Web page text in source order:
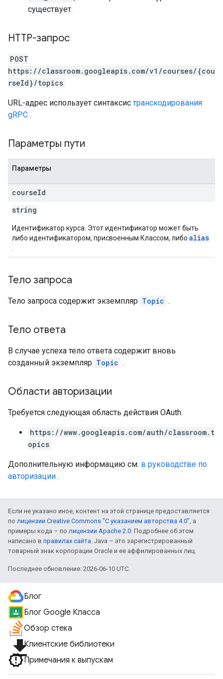
существует.
HTTP-запрос
POST
https://classroom.googleapis.com/v1/courses/{cou
rseId}/topics
URL-адрес использует синтаксис транскодирования
gRPC .
Параметры пути
Параметры
courseId
string
Идентификатор курса. Этот идентификатор может быть
либо идентификатором, присвоенным Классом, либо alias
Тело запроса
Тело запроса содержит экземпляр Topic .
Тело ответа
В случае успеха тело ответа содержит вновь
созданный экземпляр Topic .
Области авторизации
Требуется следующая область действия OAuth:
https://www.googleapis.com/auth/classroom.t
opics
Дополнительную информацию см. в руководстве по
авторизации .
Если не указано иное, контент на этой странице предоставляется
по лицензии Creative Commons "С указанием авторства 4.0", а
примеры кода – по лицензии Apache 2.0. Подробнее об этом
написано в правилах сайта. Java – это зарегистрированный
товарный знак корпорации Oracle и ее аффилированных лиц.
Последнее обновление: 2026-06-10 UTC.
Блог
Блог Google Класса
Обзор стека
file_downloadКлиентские библиотеки
Примечания к выпускам